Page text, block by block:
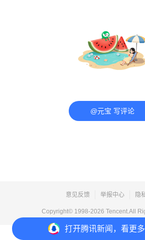
打开腾讯新闻，看更
@元宝 写评论
意见反馈 举报中心 隐
Copyright© 1998-2026 Tencent.All